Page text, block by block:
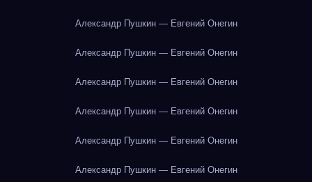
Александр Пушкин — Евгений Онегин
Александр Пушкин — Евгений Онегин
Александр Пушкин — Евгений Онегин
Александр Пушкин — Евгений Онегин
Александр Пушкин — Евгений Онегин
Александр Пушкин — Евгений Онегин